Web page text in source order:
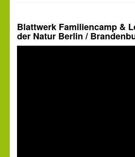
Blattwerk Familiencamp &
der Natur Berlin /